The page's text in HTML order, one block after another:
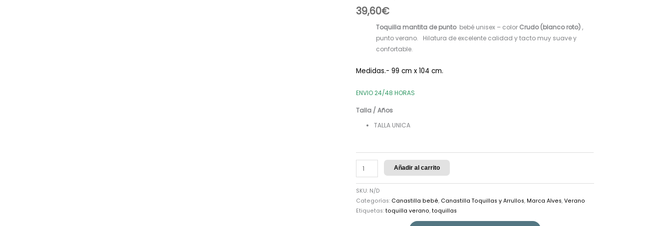
39,60€
Toquilla mantita de puntobebé unisex – color Crudo (blanco roto),
punto verano. Hilatura de excelente calidad y tacto muy suave y
confortable.
Medidas.- 99 cm x 104 cm.
ENVIO 24/48 HORAS
Talla / Años
TALLA UNICA
calado
verano
P280075
blanco
cantidad
Añadir al carrito
SKU: N/D
Categorías: Canastilla bebé, Canastilla Toquillas y Arrullos, Marca Alves,Verano
Etiquetas:toquilla verano,toquillas